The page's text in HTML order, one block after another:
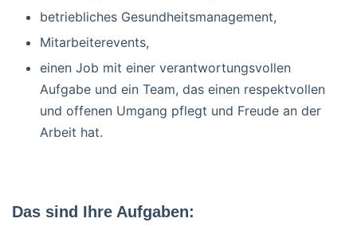
betriebliches Gesundheitsmanagement,
Mitarbeiterevents,
einen Job mit einer verantwortungsvollen
Aufgabe und ein Team, das einen respektvollen
und offenen Umgang pflegt und Freude an der
Arbeit hat.
Das sind Ihre Aufgaben: